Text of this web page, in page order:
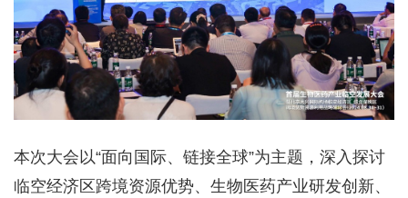
本次大会以“面向国际、链接全球”为主题，深入探讨
临空经济区跨境资源优势、生物医药产业研发创新、